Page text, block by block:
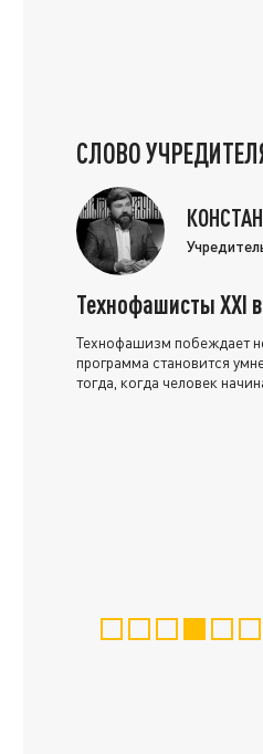
СЛОВО
Технофашисты XXI
Технофашизм побеждает
программа становится
тогда, когда человек